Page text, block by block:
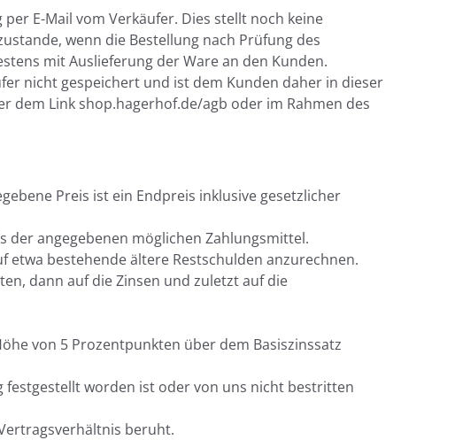
E-Mail vom Verkäufer. Dies stellt noch keine
wenn die Bestellung nach Prüfung des
mit Auslieferung der Ware an den Kunden.
nicht gespeichert und ist dem Kunden daher in dieser
dem Link shop.hagerhof.de/agb oder im Rahmen des
Preis ist ein Endpreis inklusive gesetzlicher
der angegebenen möglichen Zahlungsmittel.
bestehende ältere Restschulden anzurechnen.
dann auf die Zinsen und zuletzt auf die
von 5 Prozentpunkten über dem Basiszinssatz
festgestellt worden ist oder von uns nicht bestritten
beruht.